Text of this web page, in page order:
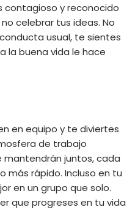
y reconocido
celebrar tus ideas. No
usual, te sientes
la buena vida le hace
en equipo y te diviertes
de trabajo
mantendrán juntos, cada
más rápido. Incluso en tu
en un grupo que solo.
que progreses en tu vida